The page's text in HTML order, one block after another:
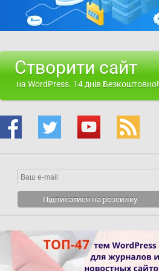
Створити сайт
на WordPress. 14 днів Безкоштовно!